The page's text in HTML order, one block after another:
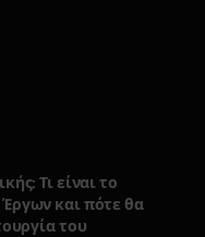
Τι είναι το
και πότε θα
του